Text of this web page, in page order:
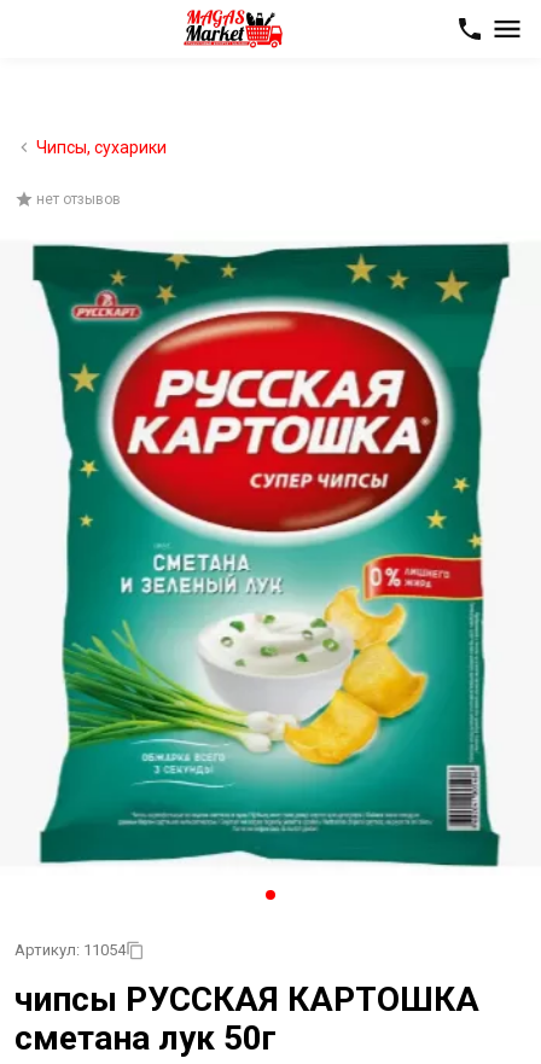
Чипсы, сухарики
нет отзывов
Артикул: 11054
чипсы РУССКАЯ КАРТОШКА
сметана лук 50г